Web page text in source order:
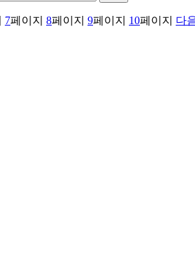
7페이지 8페이지 9페이지 10페이지
다